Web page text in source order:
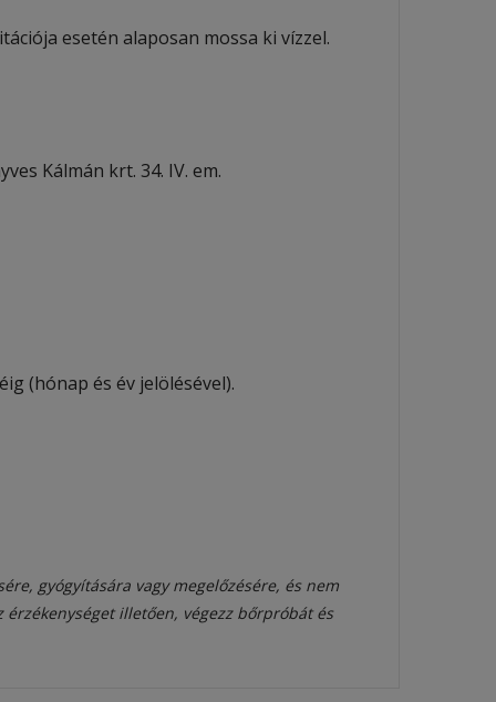
esetén alaposan mossa ki vízzel.
Kálmán krt. 34. IV. em.
(hónap és év jelölésével).
gyógyítására vagy megelőzésére, és nem
illetően, végezz bőrpróbát és